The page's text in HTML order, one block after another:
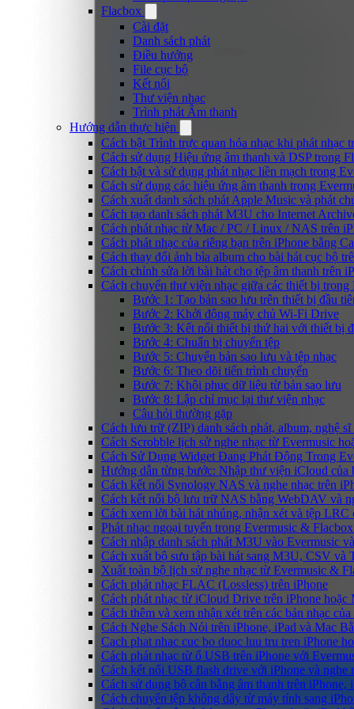
Flacbox
Cài đặt
Danh sách phát
Điều hướng
File cục bộ
Kết nối
Thư viện nhạc
Trình phát Âm thanh
Hướng dẫn thực hiện
Cách bật Trình trực quan hóa nhạc khi phát nhạc
Cách sử dụng Hiệu ứng âm thanh và DSP trong
Cách bật và sử dụng phát nhạc liền mạch trong
Cách sử dụng các hiệu ứng âm thanh trong
Cách xuất danh sách phát Apple Music và phát
Cách tạo danh sách phát M3U cho Internet
Cách phát nhạc từ Mac / PC / Linux / NAS trên
Cách phát nhạc của riêng bạn trên iPhone bằng
Cách thay đổi ảnh bìa album cho bài hát cục bộ
Cách chỉnh sửa lời bài hát cho tệp âm thanh trên
Cách chuyển thư viện nhạc giữa các thiết bị
Bước 1: Tạo bản sao lưu trên thiết bị đầu
Bước 2: Khởi động máy chủ Wi-Fi Drive
Bước 3: Kết nối thiết bị thứ hai với thiết bị
Bước 4: Chuẩn bị chuyển tệp
Bước 5: Chuyển bản sao lưu và tệp nhạc
Bước 6: Theo dõi tiến trình chuyển
Bước 7: Khôi phục dữ liệu từ bản sao lưu
Bước 8: Lập chỉ mục lại thư viện nhạc
Câu hỏi thường gặp
Cách lưu trữ (ZIP) danh sách phát, album, nghệ
Cách Scrobble lịch sử nghe nhạc từ Evermusic
Cách Sử Dụng Widget Đang Phát Động Trong
Hướng dẫn từng bước: Nhập thư viện iCloud của
Cách kết nối Synology NAS và nghe nhạc trên
Cách kết nối bộ lưu trữ NAS bằng WebDAV và
Cách xem lời bài hát nhúng, nhận xét và tệp LRC
Phát nhạc ngoại tuyến trong Evermusic &
Cách nhập danh sách phát M3U vào Evermusic
Cách xuất bộ sưu tập bài hát sang M3U, CSV
Xuất toàn bộ lịch sử nghe nhạc từ Evermusic &
Cách phát nhạc FLAC (Lossless) trên iPhone
Cách phát nhạc từ iCloud Drive trên iPhone hoặc
Cách thêm và xem nhận xét trên các bản nhạc
Cách Nghe Sách Nói trên iPhone, iPad và Mac
Cach phat nhac cuc bo duoc luu tru tren iPhone
Cách phát nhạc từ ổ USB trên iPhone với
Cách kết nối USB flash drive với iPhone và nghe
Cách sử dụng bộ cân bằng âm thanh trên
Cách chuyển tệp không dây từ máy tính sang